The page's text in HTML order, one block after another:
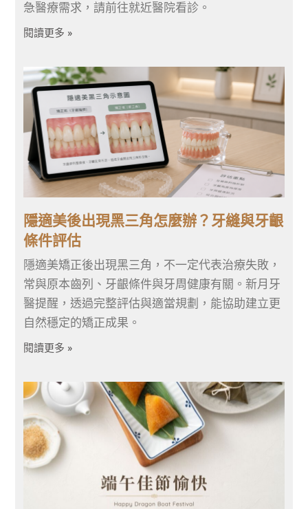
急醫療需求，請前往就近醫院看診。
閱讀更多 »
隱適美後出現黑三角怎麼辦？牙縫與牙齦
條件評估
隱適美矯正後出現黑三角，不一定代表治療失敗，
常與原本齒列、牙齦條件與牙周健康有關。新月牙
醫提醒，透過完整評估與適當規劃，能協助建立更
自然穩定的矯正成果。
閱讀更多 »